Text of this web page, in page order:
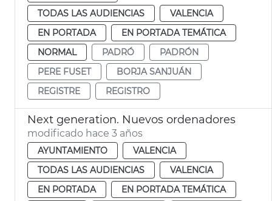
TODAS LAS AUDIENCIAS
VALENCIA
EN PORTADA
EN PORTADA TEMÁTICA
NORMAL
PADRÓ
PADRÓN
PERE FUSET
BORJA SANJUÁN
REGISTRE
REGISTRO
Next generation. Nuevos ordenadores
modificado hace 3 años
AYUNTAMIENTO
VALENCIA
TODAS LAS AUDIENCIAS
VALENCIA
EN PORTADA
EN PORTADA TEMÁTICA